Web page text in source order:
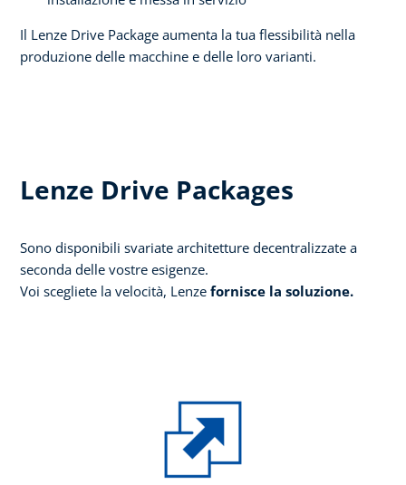
Il Lenze Drive Package aumenta la tua flessibilità nella
produzione delle macchine e delle loro varianti.
Lenze Drive Packages
Sono disponibili svariate architetture decentralizzate a
seconda delle vostre esigenze.
Voi scegliete la velocità, Lenze fornisce la soluzione.